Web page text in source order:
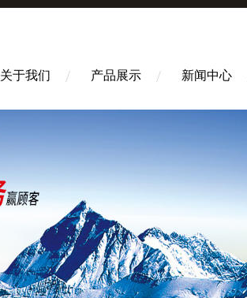
关于我们 产品展示 新闻中心